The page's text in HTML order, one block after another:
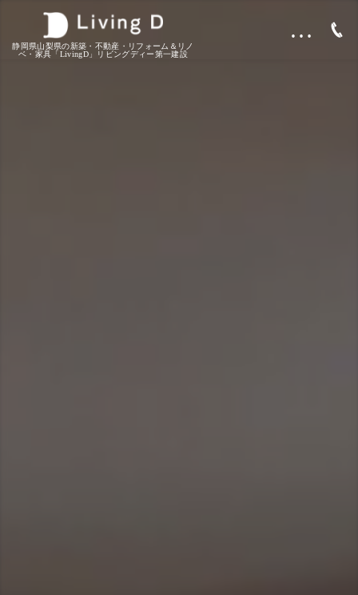
静岡県山梨県の新築・不動産・リフォーム＆リノ
ベ・家具「LivingD」リビングディー第一建設
…